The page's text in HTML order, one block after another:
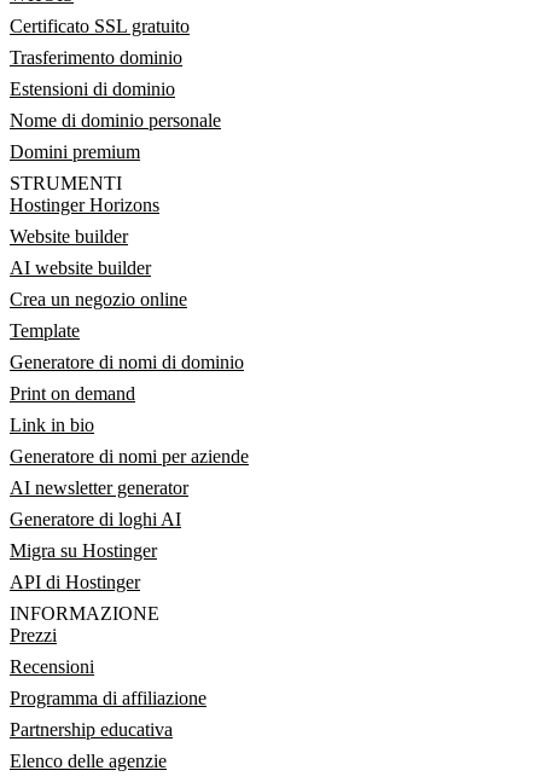
Certificato SSL gratuito
Trasferimento dominio
Estensioni di dominio
Nome di dominio personale
Domini premium
STRUMENTI
Hostinger Horizons
Website builder
AI website builder
Crea un negozio online
Template
Generatore di nomi di dominio
Print on demand
Link in bio
Generatore di nomi per aziende
AI newsletter generator
Generatore di loghi AI
Migra su Hostinger
API di Hostinger
INFORMAZIONE
Prezzi
Recensioni
Programma di affiliazione
Partnership educativa
Elenco delle agenzie